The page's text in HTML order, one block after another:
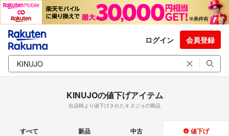
ログイン 会員登録
KINUJOの値下げアイテム
出品時より値下げされたキヌジョの商品
すべて 新品 中古 値下げ